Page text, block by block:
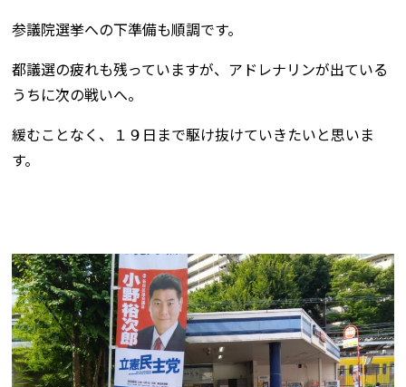
参議院選挙への下準備も順調です。
都議選の疲れも残っていますが、アドレナリンが出ている
うちに次の戦いへ。
緩むことなく、１９日まで駆け抜けていきたいと思いま
す。